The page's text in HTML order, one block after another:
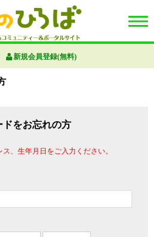
新規会員登録(無料)
ドをお忘れの方
、生年月日をご入力ください。